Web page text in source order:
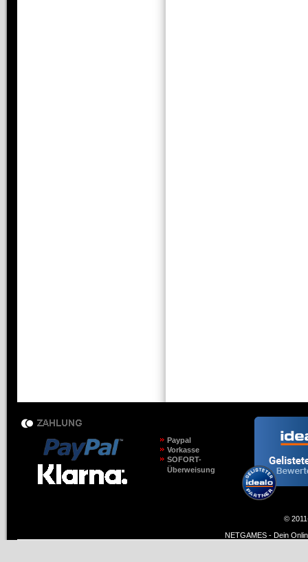
Paypal
Vorkasse
SOFORT-
Überweisung
©
NETGAMES - Dein